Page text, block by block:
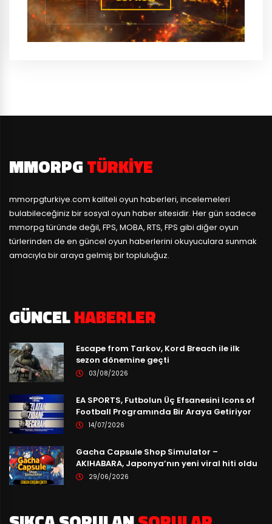
MMORPGTÜRKIYE
mmorpgturkiye.com kaliteli oyun haberleri, incelemeleri
bulabileceğiniz bir sosyal oyun haber sitesidir. Her gün sadece
mmorpg türünde değil, FPS, MOBA, RTS, FPS gibi diğer oyun
türlerinden de en güncel oyun haberlerini okuyuculara sunmak
amacıyla bir araya gelmiş bir topluluğuz.
GÜNCELHABERLER
Escape from Tarkov, Kord Breach ile ilk
sezon dönemine geçti
03/08/2026
EA SPORTS, Futbolun Üç Efsanesini Icons of
Football Programında Bir Araya Getiriyor
14/07/2026
Gacha Capsule Shop Simulator –
AKIHABARA, Japonya’nın yeni viral hiti oldu
29/06/2026